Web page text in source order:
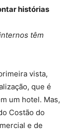
histórias
têm
vista,
que é
um hotel. Mas,
Costão do
e de